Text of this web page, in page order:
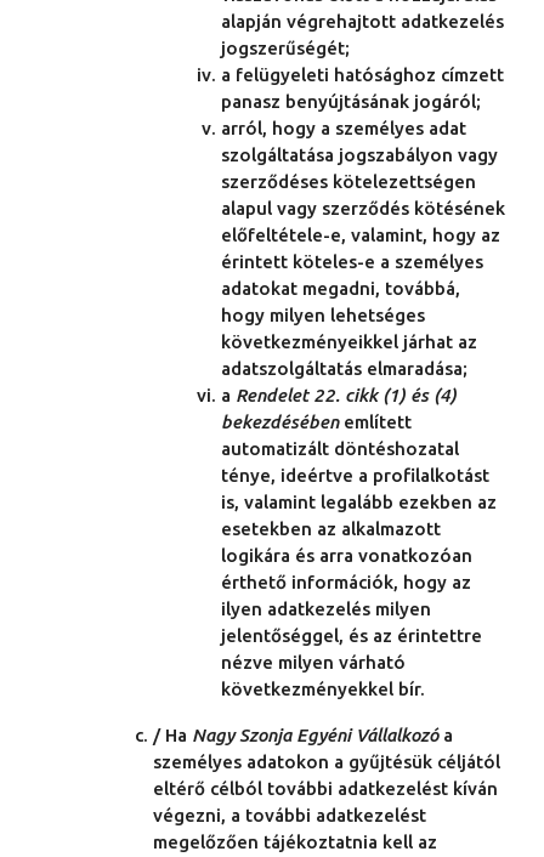
alapján végrehajtott adatkezelés
jogszerűségét;
a felügyeleti hatósághoz címzett
panasz benyújtásának jogáról;
arról, hogy a személyes adat
szolgáltatása jogszabályon vagy
szerződéses kötelezettségen
alapul vagy szerződés kötésének
előfeltétele-e, valamint, hogy az
érintett köteles-e a személyes
adatokat megadni, továbbá,
hogy milyen lehetséges
következményeikkel járhat az
adatszolgáltatás elmaradása;
a Rendelet 22. cikk (1) és (4)
bekezdésében említett
automatizált döntéshozatal
ténye, ideértve a profilalkotást
is, valamint legalább ezekben az
esetekben az alkalmazott
logikára és arra vonatkozóan
érthető információk, hogy az
ilyen adatkezelés milyen
jelentőséggel, és az érintettre
nézve milyen várható
következményekkel bír.
/ Ha Nagy Szonja Egyéni Vállalkozó a
személyes adatokon a gyűjtésük céljától
eltérő célból további adatkezelést kíván
végezni, a további adatkezelést
megelőzően tájékoztatnia kell az